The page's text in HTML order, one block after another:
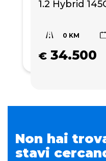
1.2 Hybrid
0 KM
€ 34.500
Non hai
stavi